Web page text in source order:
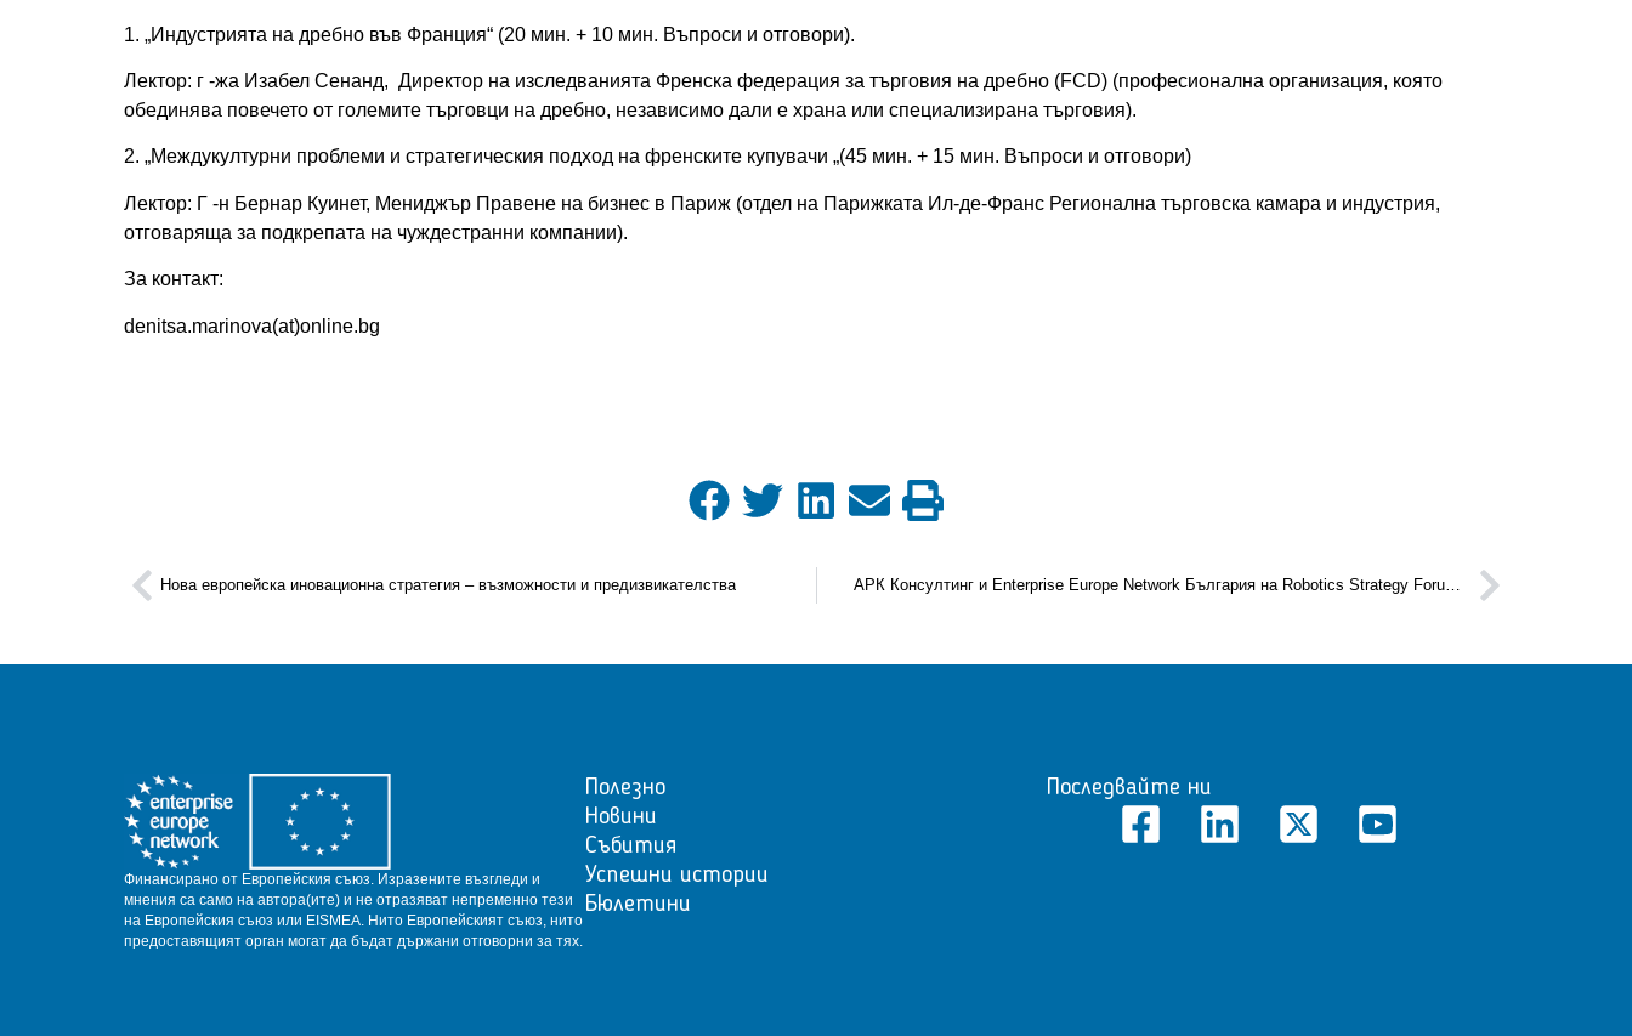
1. „Индустрията на дребно във Франция“ (20 мин. + 10 мин. Въпроси и отговори).
Лектор: г -жа Изабел Сенанд, Директор на изследванията Френска федерация за търговия на дребно (FCD) (професионална организация, която
обединява повечето от големите търговци на дребно, независимо дали е храна или специализирана търговия).
2. „Междукултурни проблеми и стратегическия подход на френските купувачи „(45 мин. + 15 мин. Въпроси и отговори)
Лектор: Г -н Бернар Куинет, Мениджър Правене на бизнес в Париж (отдел на Парижката Ил-де-Франс Регионална търговска камара и индустрия,
отговаряща за подкрепата на чуждестранни компании).
За контaкт:
denitsa.marinova(at)online.bg
Нова европейска иновационна стратегия – възможности и предизвикателства АРК Консултинг и Enterprise Еurope Network България на Robotics Strategy Forum 2022 – Raising the next generation
Финансирано от Европейския съюз. Изразените възгледи и
мнения са само на автора(ите) и не отразяват непременно тези
на Европейския съюз или EISMEA. Нито Европейският съюз, нито
предоставящият орган могат да бъдат държани отговорни за тях.
Полезно
Новини
Събития
Успешни истории
Бюлетини
Последвайте ни